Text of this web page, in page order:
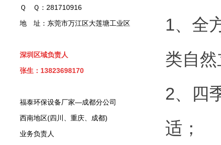
Ｑ Ｑ：281710916
地 址：东莞市万江区大莲塘工业区
深圳区域负责人
张生：13823698170
福泰环保设备厂家—成都分公司
西南地区(四川、重庆、成都)
业务负责人
1、全
类自
2、四
适；